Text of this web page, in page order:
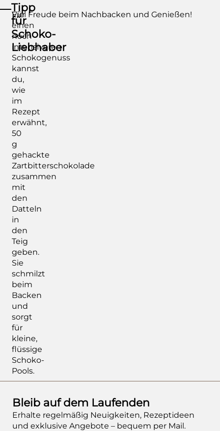
Tipp
für
Schoko-
Liebhaber
Für
einen
noch
intensiveren
Schokogenuss
kannst
du,
wie
im
Rezept
erwähnt,
50
g
gehackte
Zartbitterschokolade
zusammen
mit
den
Datteln
in
den
Teig
geben.
Sie
schmilzt
beim
Backen
und
sorgt
für
kleine,
flüssige
Schoko-
Pools.
Viel Freude beim Nachbacken und Genießen!
Bleib auf dem Laufenden
Erhalte regelmäßig Neuigkeiten, Rezeptideen
und exklusive Angebote – bequem per Mail.